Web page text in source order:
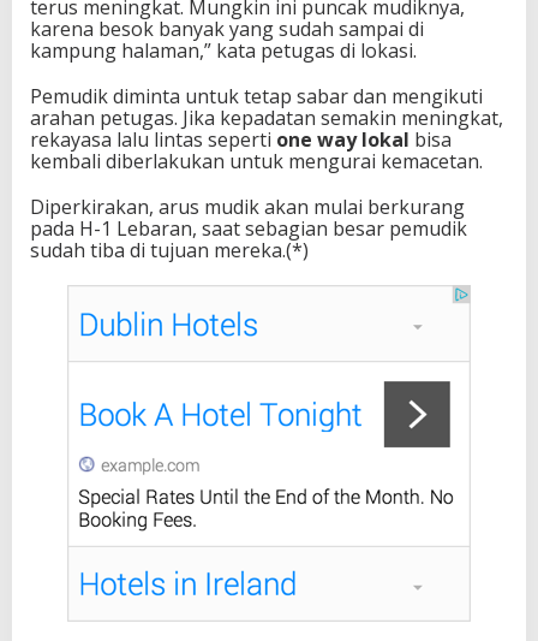
terus meningkat. Mungkin ini puncak mudiknya,
karena besok banyak yang sudah sampai di
kampung halaman,” kata petugas di lokasi.
Pemudik diminta untuk tetap sabar dan mengikuti
arahan petugas. Jika kepadatan semakin meningkat,
rekayasa lalu lintas seperti one way lokal bisa
kembali diberlakukan untuk mengurai kemacetan.
Diperkirakan, arus mudik akan mulai berkurang
pada H-1 Lebaran, saat sebagian besar pemudik
sudah tiba di tujuan mereka.(*)